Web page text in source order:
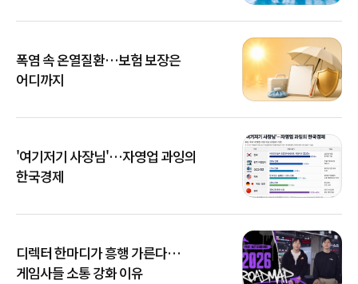
폭염 속 온열질환…보험 보장은
어디까지
'여기저기 사장님'…자영업 과잉의
한국경제
디렉터 한마디가 흥행 가른다…
게임사들 소통 강화 이유